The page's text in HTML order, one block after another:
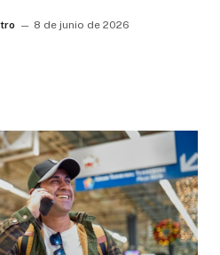
8 de junio de 2026